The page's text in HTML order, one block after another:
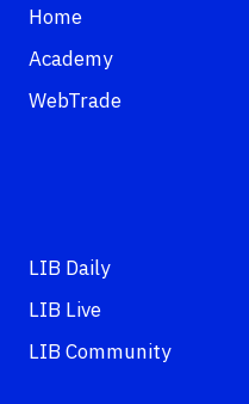
Home
Academy
WebTrade
LIB Daily
LIB Live
LIB Community